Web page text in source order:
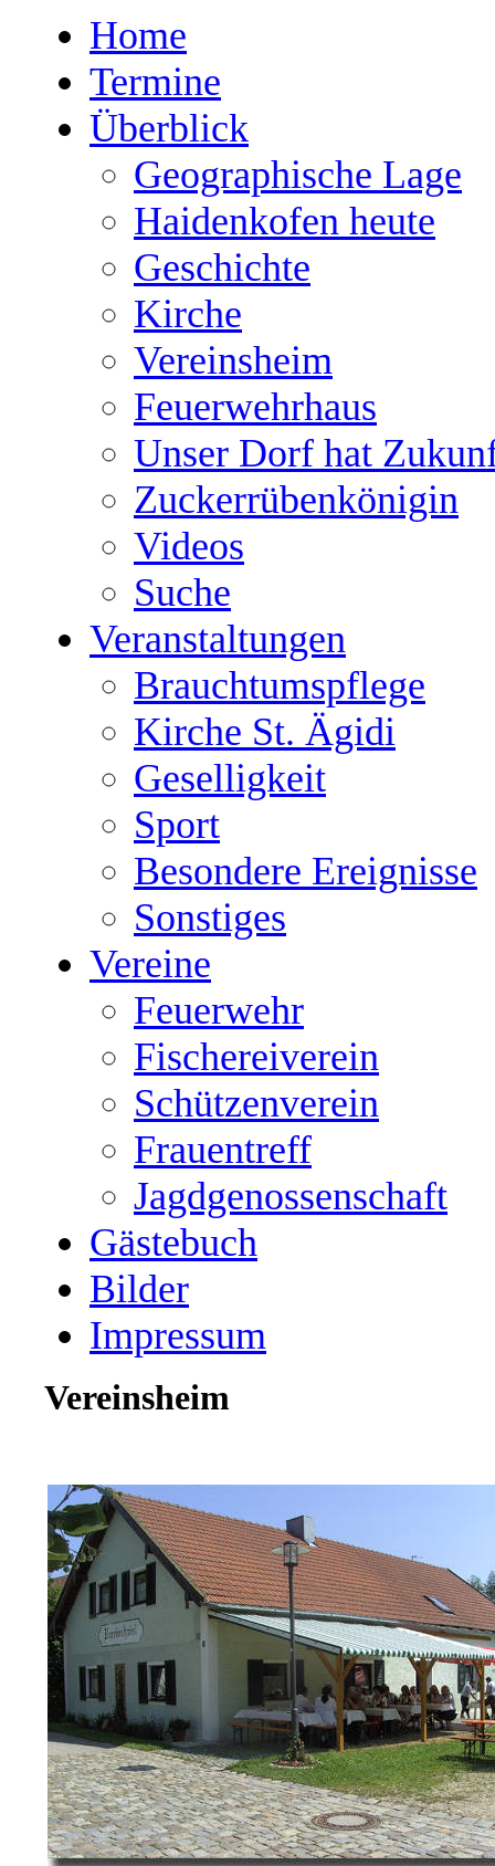
Home
Termine
Überblick
Geographische Lage
Haidenkofen heute
Geschichte
Kirche
Vereinsheim
Feuerwehrhaus
Unser Dorf hat
Zuckerrübenkönigin
Videos
Suche
Veranstaltungen
Brauchtumspflege
Kirche St. Ägidi
Geselligkeit
Sport
Besondere Ereignisse
Sonstiges
Vereine
Feuerwehr
Fischereiverein
Schützenverein
Frauentreff
Jagdgenossenschaft
Gästebuch
Bilder
Impressum
Vereinsheim